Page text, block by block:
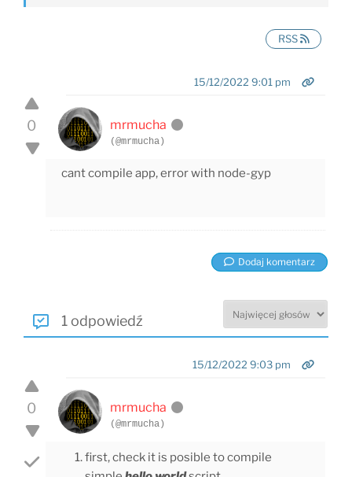
RSS
0
15/12/2022 9:01 pm
mrmucha
(@mrmucha)
cant compile app, error with node-gyp
Dodaj komentarz
1 odpowiedź
0
15/12/2022 9:03 pm
mrmucha
(@mrmucha)
first, check it is posible to compile